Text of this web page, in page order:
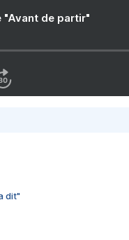
"Avant de partir"
dit"